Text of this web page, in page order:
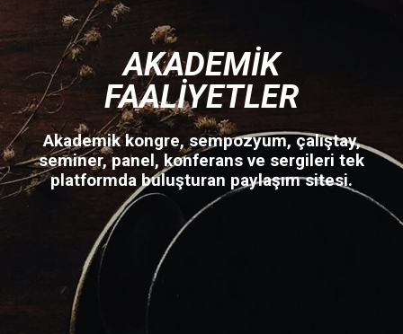
AKADEMIK
FAALIYETLER
Akademik kongre, sempozyum, çalıştay,
seminer, panel, konferans ve sergileri tek
platformda buluşturan paylaşım sitesi.